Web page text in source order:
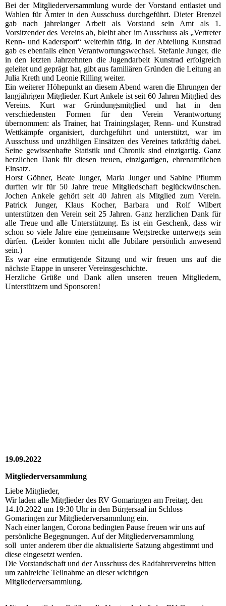
Bei der Mitgliederversammlung wurde der Vorstand entlastet und
Wahlen für Ämter in den Ausschuss durchgeführt. Dieter Brenzel
gab nach jahrelanger Arbeit als Vorstand sein Amt als 1.
Vorsitzender des Vereins ab, bleibt aber im Ausschuss als „Vertreter
Renn- und Kadersport“ weiterhin tätig. In der Abteilung Kunstrad
gab es ebenfalls einen Verantwortungswechsel. Stefanie Junger, die
in den letzten Jahrzehnten die Jugendarbeit Kunstrad erfolgreich
geleitet und geprägt hat, gibt aus familiären Gründen die Leitung an
Julia Kreth und Leonie Rilling weiter.
Ein weiterer Höhepunkt an diesem Abend waren die Ehrungen der
langjährigen Mitglieder. Kurt Ankele ist seit 60 Jahren Mitglied des
Vereins. Kurt war Gründungsmitglied und hat in den
verschiedensten Formen für den Verein Verantwortung
übernommen: als Trainer, hat Trainingslager, Renn- und Kunstrad
Wettkämpfe organisiert, durchgeführt und unterstützt, war im
Ausschuss und unzähligen Einsätzen des Vereines tatkräftig dabei.
Seine gewissenhafte Statistik und Chronik sind einzigartig. Ganz
herzlichen Dank für diesen treuen, einzigartigen, ehrenamtlichen
Einsatz.
Horst Göhner, Beate Junger, Maria Junger und Sabine Pflumm
durften wir für 50 Jahre treue Mitgliedschaft beglückwünschen.
Jochen Ankele gehört seit 40 Jahren als Mitglied zum Verein.
Patrick Junger, Klaus Kocher, Barbara und Rolf Wilbert
unterstützen den Verein seit 25 Jahren. Ganz herzlichen Dank für
alle Treue und alle Unterstützung. Es ist ein Geschenk, dass wir
schon so viele Jahre eine gemeinsame Wegstrecke unterwegs sein
dürfen. (Leider konnten nicht alle Jubilare persönlich anwesend
sein.)
Es war eine ermutigende Sitzung und wir freuen uns auf die
nächste Etappe in unserer Vereinsgeschichte.
Herzliche Grüße und Dank allen unseren treuen Mitgliedern,
Unterstützern und Sponsoren!
19.09.2022
Mitgliederversammlung
Liebe Mitglieder,
Wir laden alle Mitglieder des RV Gomaringen am Freitag, den
14.10.2022 um 19:30 Uhr in den Bürgersaal im Schloss
Gomaringen zur Mitgliederversammlung ein.
Nach einer langen, Corona bedingten Pause freuen wir uns auf
persönliche Begegnungen. Auf der Mitgliederversammlung
soll unter anderem über die aktualisierte Satzung abgestimmt und
diese eingesetzt werden.
Die Vorstandschaft und der Ausschuss des Radfahrervereins bitten
um zahlreiche Teilnahme an dieser wichtigen
Mitgliederversammlung.